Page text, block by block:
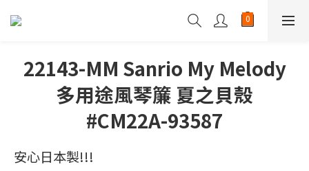
22143-MM Sanrio My Melody
多用途風琴簾 夏之貝殼
#CM22A-93587
安心日本製!!!